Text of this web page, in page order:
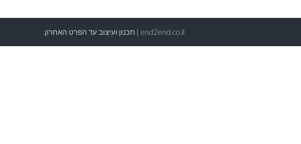
end2end.co.il | תכנון ועיצוב עד הפרט האחרון.